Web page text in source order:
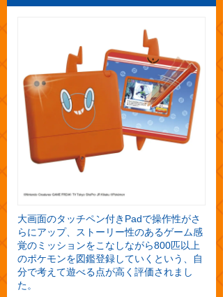
大画面のタッチペン付きPadで操作性がさ
らにアップ、ストーリー性のあるゲーム感
覚のミッションをこなしながら800匹以上
のポケモンを図鑑登録していくという、自
分で考えて遊べる点が高く評価されまし
た。